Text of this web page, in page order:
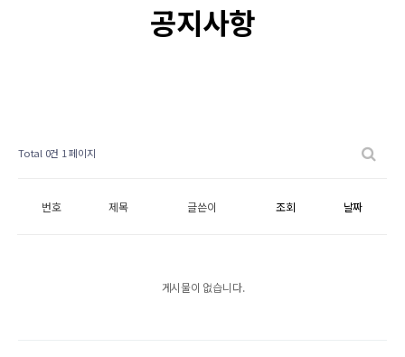
공지사항
Total 0건 1 페이지
번호 제목 글쓴이 조회 날짜
게시물이 없습니다.